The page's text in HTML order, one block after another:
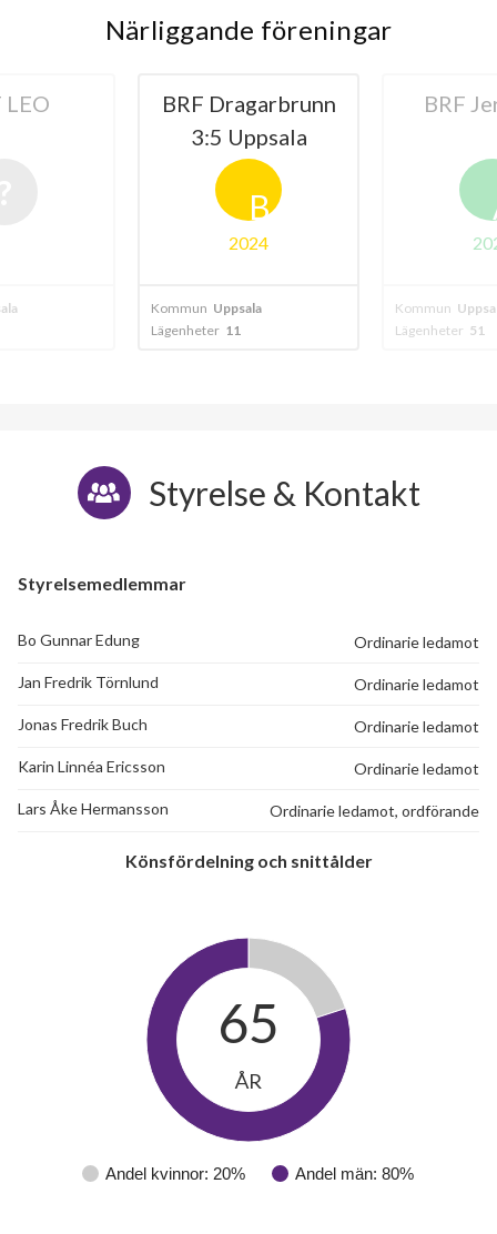
Närliggande föreningar
LEO
BRF Dragarbrunn
3:5 Uppsala
B
2024
Kommun Uppsala
Lägenheter 11
BRF
Kommun
Lägenheter 51
Styrelse & Kontakt
Styrelsemedlemmar
Bo Gunnar Edung Ordinarie ledamot
Jan Fredrik Törnlund Ordinarie ledamot
Jonas Fredrik Buch Ordinarie ledamot
Karin Linnéa Ericsson Ordinarie ledamot
Lars Åke Hermansson Ordinarie ledamot, ordförande
Könsfördelning och snittålder
Andel kvinnor: 20% Andel män: 80%
65
ÅR